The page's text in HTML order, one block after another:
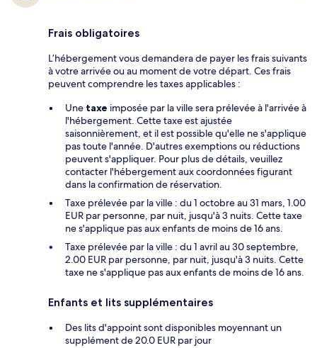
Frais obligatoires
L’hébergement vous demandera de payer les frais suivants
à votre arrivée ou au moment de votre départ. Ces frais
peuvent comprendre les taxes applicables :
Une taxe imposée par la ville sera prélevée à l'arrivée à
l'hébergement. Cette taxe est ajustée
saisonnièrement, et il est possible qu'elle ne s'applique
pas toute l'année. D'autres exemptions ou réductions
peuvent s'appliquer. Pour plus de détails, veuillez
contacter l'hébergement aux coordonnées figurant
dans la confirmation de réservation.
Taxe prélevée par la ville : du 1 octobre au 31 mars, 1.00
EUR par personne, par nuit, jusqu'à 3 nuits. Cette taxe
ne s'applique pas aux enfants de moins de 16 ans.
Taxe prélevée par la ville : du 1 avril au 30 septembre,
2.00 EUR par personne, par nuit, jusqu'à 3 nuits. Cette
taxe ne s'applique pas aux enfants de moins de 16 ans.
Enfants et lits supplémentaires
Des lits d'appoint sont disponibles moyennant un
supplément de 20.0 EUR par jour